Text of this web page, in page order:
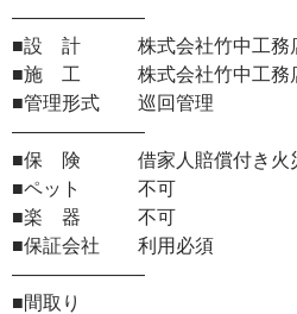
―――――――
■設 計 株式会社竹中工務
■施 工 株式会社竹中工務
■管理形式 巡回管理
―――――――
■保 険 借家人賠償付き火災
■ペット 不可
■楽 器 不可
■保証会社 利用必須
―――――――
■間取り